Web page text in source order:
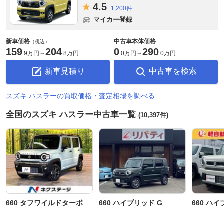
4.5 1,200件
マイカー登録
新車価格 （税込）
159.9万円 ～204.8万円
新車見積り
中古車本体価格
0.0万円 ～290.0万円
中古車を検索
スズキ ハスラーの買取価格・査定相場を調べる
全国のスズキ ハスラー中古車一覧 (10,397件)
660 タフワイルドターボ 660 ハイブリッド G 660 ハイ